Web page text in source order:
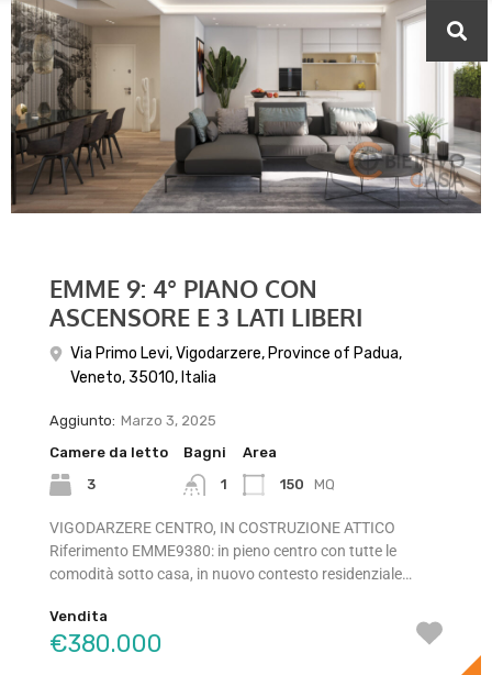
EMME 9: 4° PIANO CON
ASCENSORE E 3 LATI LIBERI
Via Primo Levi, Vigodarzere, Province of Padua,
Veneto, 35010, Italia
Aggiunto: Marzo 3, 2025
Camere da letto
3
Bagni
1
Area
150
MQ
VIGODARZERE CENTRO, IN COSTRUZIONE ATTICO
Riferimento EMME9380: in pieno centro con tutte le
comodità sotto casa, in nuovo contesto residenziale…
Vendita
€380.000
VILLA BIFAMILIARE OBLACH
Via Ragazzi del '99, Mortise, Padova, Province of
Padua, Veneto, 35129, Italia
Camere da letto
3
Bagni
3
PADOVA, MORTISE DI PROSSIMA COSTRUZIONE
Riferimento OCSL01 VILLE OBLACH, bifamiliari con
esposizione al sole e giardino privato di mq 300…
€398.000